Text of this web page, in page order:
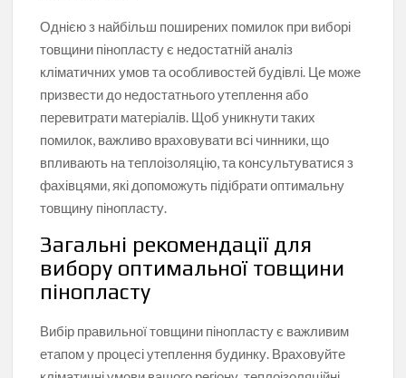
Однією з найбільш поширених помилок при виборі
товщини пінопласту є недостатній аналіз
кліматичних умов та особливостей будівлі. Це може
призвести до недостатнього утеплення або
перевитрати матеріалів. Щоб уникнути таких
помилок, важливо враховувати всі чинники, що
впливають на теплоізоляцію, та консультуватися з
фахівцями, які допоможуть підібрати оптимальну
товщину пінопласту.
Загальні рекомендації для
вибору оптимальної товщини
пінопласту
Вибір правильної товщини пінопласту є важливим
етапом у процесі утеплення будинку. Враховуйте